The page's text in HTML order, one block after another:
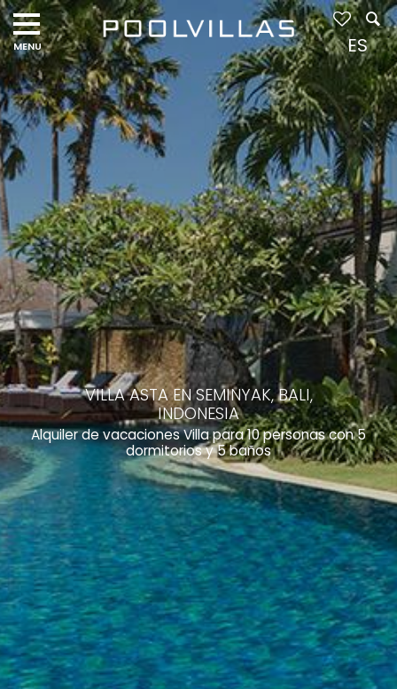
VILLA ASTA EN SEMINYAK, BALI,
INDONESIA
Alquiler de vacaciones Villa para 10 personas con 5
dormitorios y 5 baños
ES